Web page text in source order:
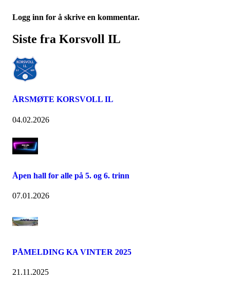
Logg inn for å skrive en kommentar.
Siste fra Korsvoll IL
ÅRSMØTE KORSVOLL IL
04.02.2026
Åpen hall for alle på 5. og 6. trinn
07.01.2026
PÅMELDING KA VINTER 2025
21.11.2025